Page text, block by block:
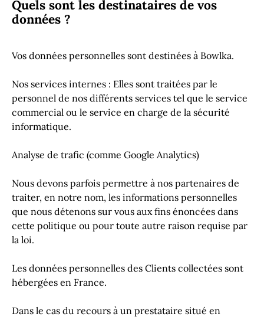
Quels sont les destinataires de vos
données ?
Vos données personnelles sont destinées à Bowlka.
Nos services internes : Elles sont traitées par le
personnel de nos différents services tel que le service
commercial ou le service en charge de la sécurité
informatique.
Analyse de trafic (comme Google Analytics)
Nous devons parfois permettre à nos partenaires de
traiter, en notre nom, les informations personnelles
que nous détenons sur vous aux fins énoncées dans
cette politique ou pour toute autre raison requise par
la loi.
Les données personnelles des Clients collectées sont
hébergées en France.
Dans le cas du recours à un prestataire situé en